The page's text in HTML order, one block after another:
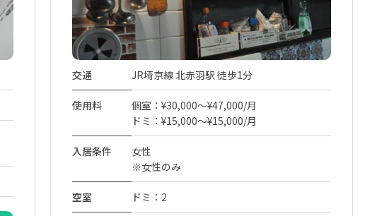
交通 JR埼京線 北赤羽駅 徒歩1分
使用料
個室：¥30,000～¥47,000/月
ドミ：¥15,000～¥15,000/月
入居条件
女性
※女性のみ
空室 ドミ：2